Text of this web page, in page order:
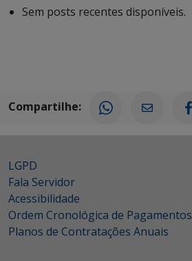
Sem posts recentes disponíveis.
Compartilhe:
LGPD
Fala Servidor
Acessibilidade
Ordem Cronológica de Pagamentos
Planos de Contratações Anuais